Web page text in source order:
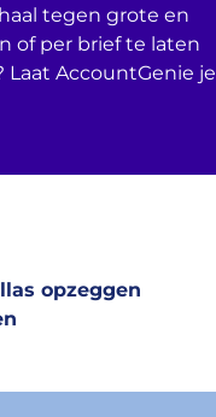
tegen grote en
of per brief te laten
AccountGenie je
opzeggen